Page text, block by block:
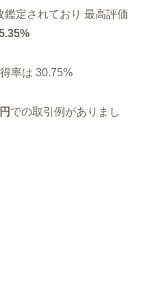
定されており 最高評価
率は 30.75%
での取引例がありまし